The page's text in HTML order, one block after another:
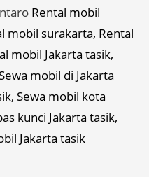
Rental mobil
mobil surakarta, Rental
mobil Jakarta tasik,
mobil di Jakarta
Sewa mobil kota
kunci Jakarta tasik,
Jakarta tasik